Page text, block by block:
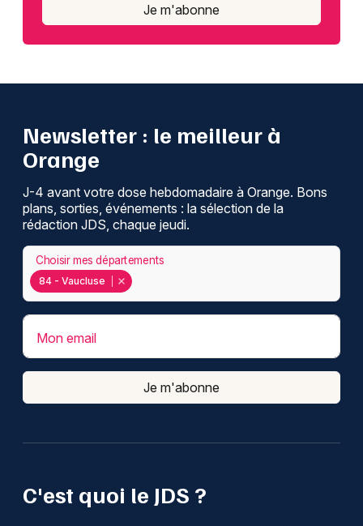
Je m'abonne
C'est quoi le JDS ?
Newsletter : le meilleur à
Orange
J-4 avant votre dose hebdomadaire à Orange. Bons
plans, sorties, événements : la sélection de la
rédaction JDS, chaque jeudi.
84 - Vaucluse
Choisir mes départements
Mon email
Je m'abonne